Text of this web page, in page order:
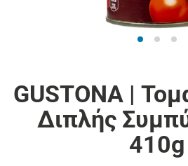
GUSTONA |
Διπλής
410g